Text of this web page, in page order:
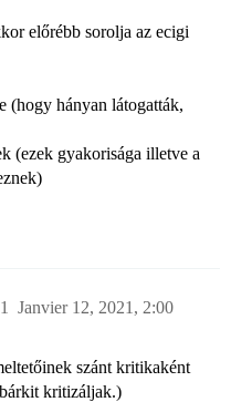
előrébb sorolja az ecigi
(hogy hányan látogatták,
(ezek gyakorisága illetve a
Janvier 12, 2021, 2:00
szánt kritikaként
kritizáljak.)